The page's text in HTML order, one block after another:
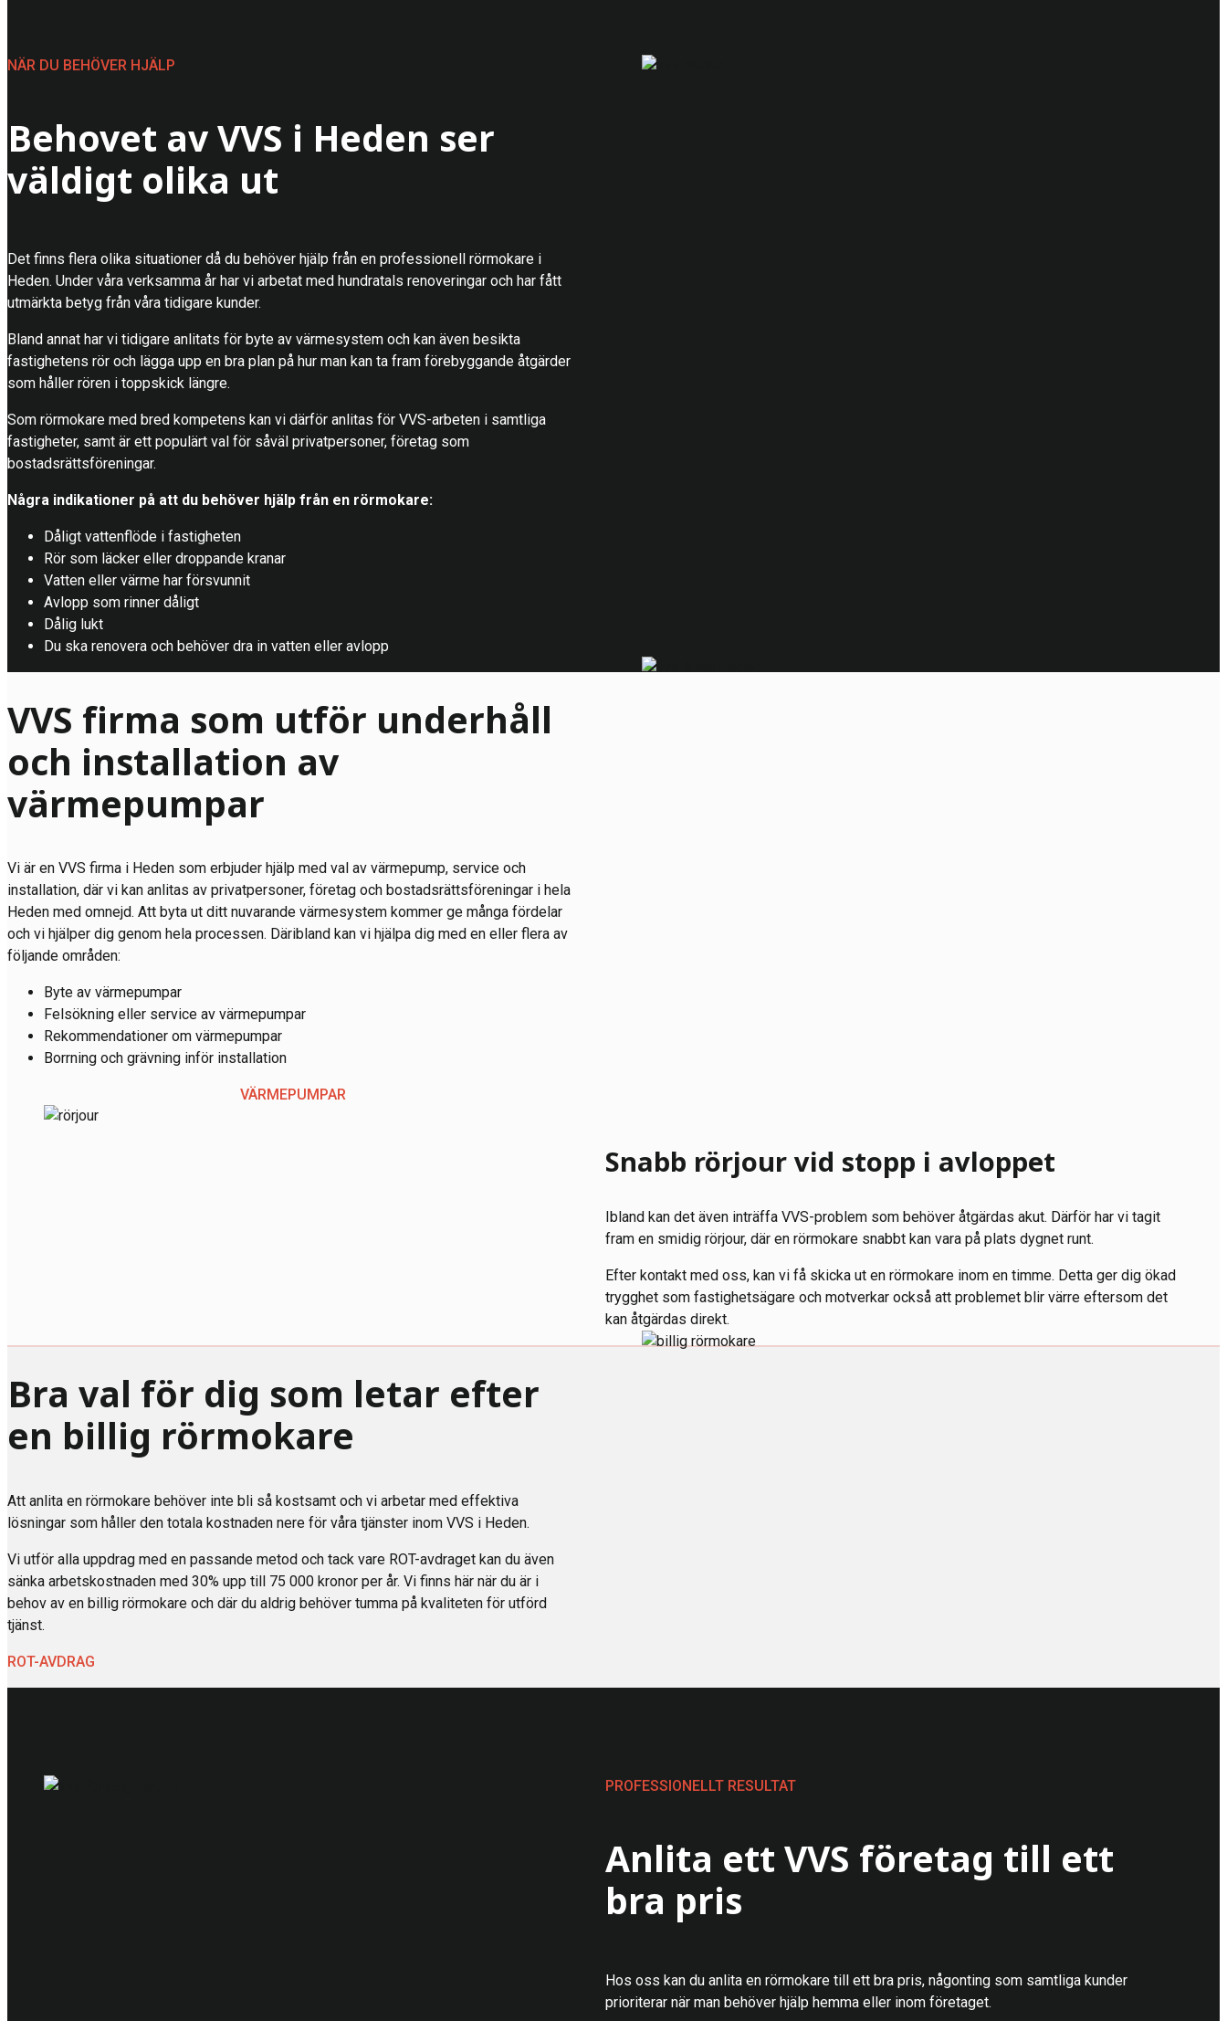
Behovet av VVS i Heden ser
väldigt olika ut
Det finns flera olika situationer då du behöver hjälp från en professionell rörmokare i
Heden. Under våra verksamma år har vi arbetat med hundratals renoveringar och har fått
utmärkta betyg från våra tidigare kunder.
Bland annat har vi tidigare anlitats för byte av värmesystem och kan även besikta
fastighetens rör och lägga upp en bra plan på hur man kan ta fram förebyggande åtgärder
som håller rören i toppskick längre.
Som rörmokare med bred kompetens kan vi därför anlitas för VVS-arbeten i samtliga
fastigheter, samt är ett populärt val för såväl privatpersoner, företag som
bostadsrättsföreningar.
Några indikationer på att du behöver hjälp från en rörmokare:
Dåligt vattenflöde i fastigheten
Rör som läcker eller droppande kranar
Vatten eller värme har försvunnit
Avlopp som rinner dåligt
Dålig lukt
Du ska renovera och behöver dra in vatten eller avlopp
NÄR DU BEHÖVER HJÄLP
VVS firma som utför underhåll
och installation av
värmepumpar
Vi är en VVS firma i Heden som erbjuder hjälp med val av värmepump, service och
installation, där vi kan anlitas av privatpersoner, företag och bostadsrättsföreningar i hela
Heden med omnejd. Att byta ut ditt nuvarande värmesystem kommer ge många fördelar
och vi hjälper dig genom hela processen. Däribland kan vi hjälpa dig med en eller flera av
följande områden:
Byte av värmepumpar
Felsökning eller service av värmepumpar
Rekommendationer om värmepumpar
Borrning och grävning inför installation
VÄRMEPUMPAR
Snabb rörjour vid stopp i avloppet
Ibland kan det även inträffa VVS-problem som behöver åtgärdas akut. Därför har vi tagit
fram en smidig rörjour, där en rörmokare snabbt kan vara på plats dygnet runt.
Efter kontakt med oss, kan vi få skicka ut en rörmokare inom en timme. Detta ger dig ökad
trygghet som fastighetsägare och motverkar också att problemet blir värre eftersom det
kan åtgärdas direkt.
Bra val för dig som letar efter
en billig rörmokare
Att anlita en rörmokare behöver inte bli så kostsamt och vi arbetar med effektiva
lösningar som håller den totala kostnaden nere för våra tjänster inom VVS i Heden.
Vi utför alla uppdrag med en passande metod och tack vare ROT-avdraget kan du även
sänka arbetskostnaden med 30% upp till 75 000 kronor per år. Vi finns här när du är i
behov av en billig rörmokare och där du aldrig behöver tumma på kvaliteten för utförd
tjänst.
ROT-AVDRAG
Anlita ett VVS företag till ett
bra pris
Hos oss kan du anlita en rörmokare till ett bra pris, någonting som samtliga kunder
prioriterar när man behöver hjälp hemma eller inom företaget.
PROFESSIONELLT RESULTAT